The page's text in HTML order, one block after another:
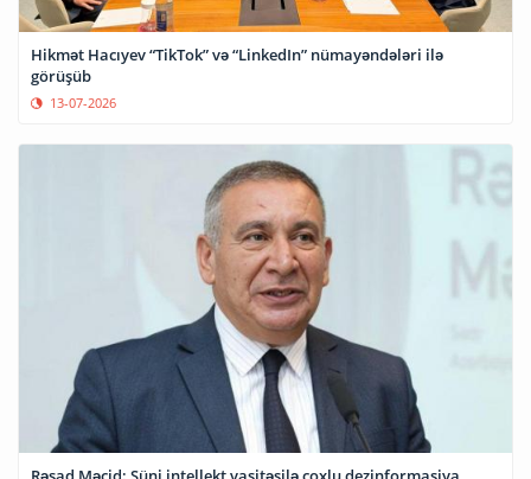
Hikmət Hacıyev “TikTok” və “LinkedIn” nümayəndələri ilə
görüşüb
13-07-2026